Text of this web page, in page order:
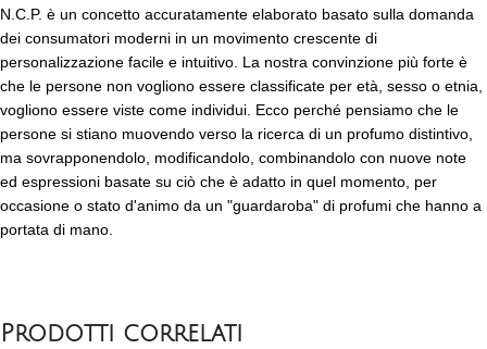
N.C.P. è un concetto accuratamente elaborato basato sulla domanda
dei consumatori moderni in un movimento crescente di
personalizzazione facile e intuitivo. La nostra convinzione più forte è
che le persone non vogliono essere classificate per età, sesso o etnia,
vogliono essere viste come individui. Ecco perché pensiamo che le
persone si stiano muovendo verso la ricerca di un profumo distintivo,
ma sovrapponendolo, modificandolo, combinandolo con nuove note
ed espressioni basate su ciò che è adatto in quel momento, per
occasione o stato d'animo da un "guardaroba" di profumi che hanno a
portata di mano.
Prodotti correlati